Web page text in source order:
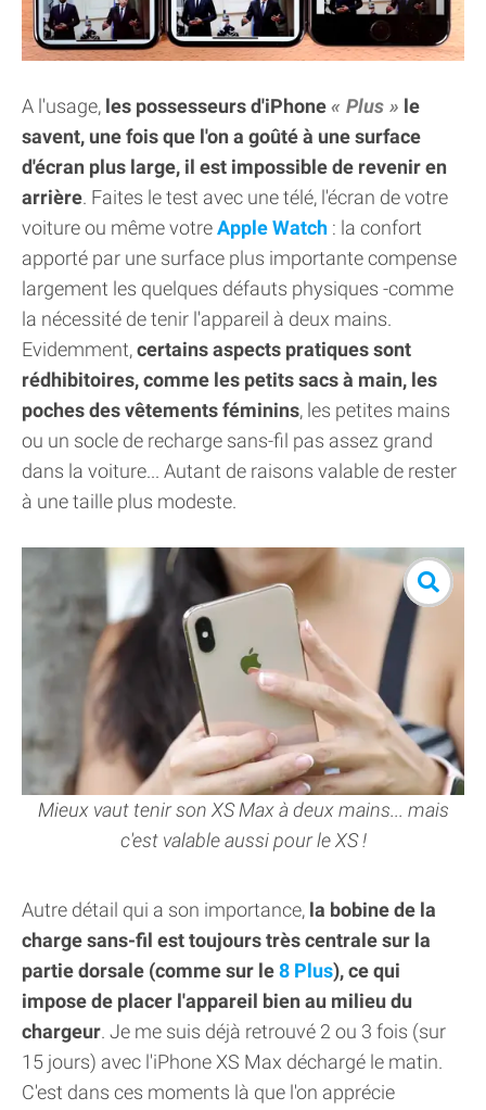
A l'usage, les possesseurs d'iPhone Plus
le
savent, une fois que l'on a goûté à une surface
d'écran plus large, il est impossible de revenir en
arrière. Faites le test avec une télé, l'écran de votre
voiture ou même votreApple Watch : la confort
apporté par une surface plus importante compense
largement les quelques défauts physiques -comme
la nécessité de tenir l'appareil à deux mains.
Evidemment,certains aspects pratiques sont
rédhibitoires, comme les petits sacs à main, les
poches des vêtements féminins, les petites mains
ou un socle de recharge sans-fil pas assez grand
dans la voiture... Autant de raisons valable de rester
à une taille plus modeste.
Mieux vaut tenir son XS Max à deux mains... mais
c'est valable aussi pour le XS !
Autre détail qui a son importance, la bobine de la
charge sans-fil est toujours très centrale sur la
partie dorsale (comme sur le8 Plus), ce qui
impose de placer l'appareil bien au milieu du
chargeur. Je me suis déjà retrouvé 2 ou 3 fois (sur
15 jours) avec l'iPhone XS Max déchargé le matin.
C'est dans ces moments là que l'on apprécie